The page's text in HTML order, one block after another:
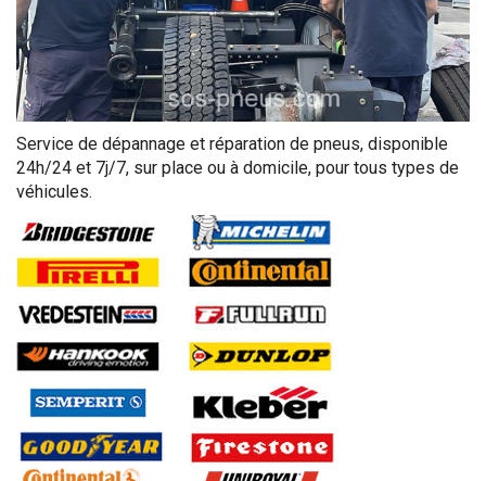
Service de dépannage et réparation de pneus, disponible
24h/24 et 7j/7, sur place ou à domicile, pour tous types de
véhicules.